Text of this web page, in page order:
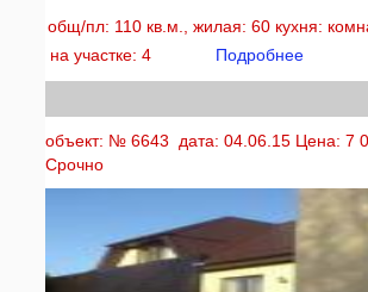
общ/пл: 110 кв.м., жилая: 60 кухня:
на участке: 4
Подробнее
объект: № 6643 дата: 04.06.15 Цена: 7
Срочно